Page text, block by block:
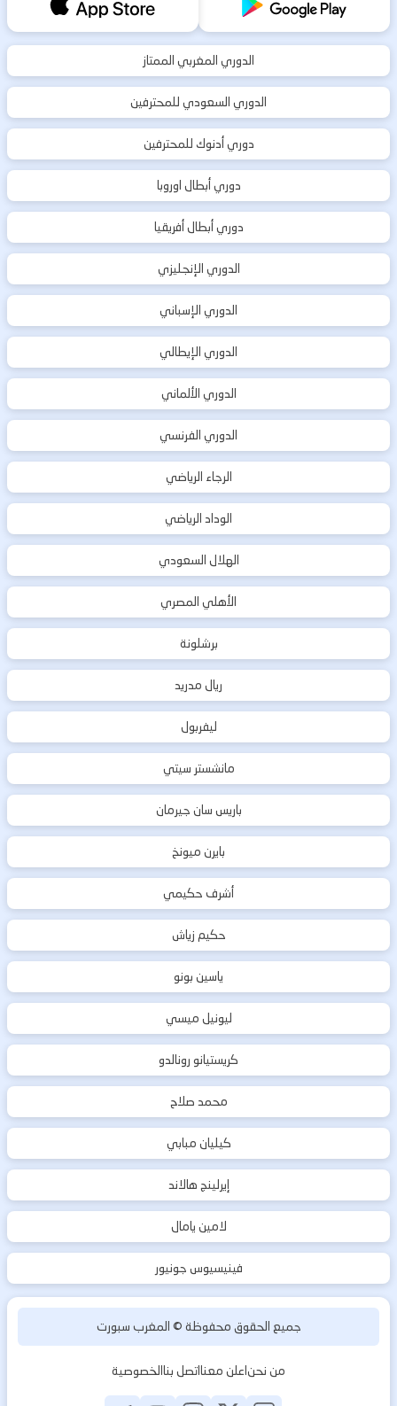
الدوري المغربي الممتاز
الدوري السعودي للمحترفين
دوري أدنوك للمحترفين
دوري أبطال اوروبا
دوري أبطال أفريقيا
الدوري الإنجليزي
الدوري الإسباني
الدوري الإيطالي
الدوري الألماني
الدوري الفرنسي
الرجاء الرياضي
الوداد الرياضي
الهلال السعودي
الأهلي المصري
برشلونة
ريال مدريد
ليفربول
مانشستر سيتي
باريس سان جيرمان
بايرن ميونخ
أشرف حكيمي
حكيم زياش
ياسين بونو
ليونيل ميسي
كريستيانو رونالدو
محمد صلاح
كيليان مبابي
إيرلينج هالاند
لامين يامال
فينيسيوس جونيور
جميع الحقوق محفوظة ©المغرب سبورت
من نحناعلن معنااتصل بناالخصوصية